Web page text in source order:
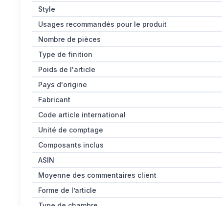
Style
Usages recommandés pour le produit
Nombre de pièces
Type de finition
Poids de l'article
Pays d'origine
Fabricant
Code article international
Unité de comptage
Composants inclus
ASIN
Moyenne des commentaires client
Forme de l’article